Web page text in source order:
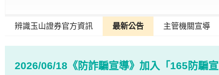
辨識玉山證券官方資訊 最新公告 主管機關宣導
2026/06/18《防詐騙宣導》加入「165防騙